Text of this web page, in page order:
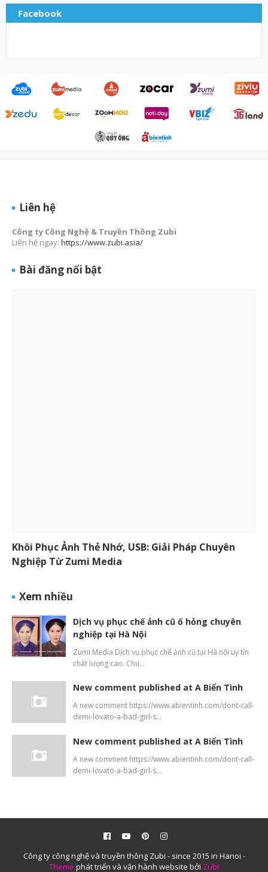
Facebook
Liên hệ
Công ty Công Nghệ & Truyền Thông Zubi
Liên hệ ngay: https://www.zubi.asia/
Bài đăng nổi bật
Khôi Phục Ảnh Thẻ Nhớ, USB: Giải Pháp Chuyên
Nghiệp Từ Zumi Media
Xem nhiều
Dịch vụ phục chế ảnh cũ ố hỏng chuyên
nghiệp tại Hà Nội
Zumi Media Dịch vụ phục chế ảnh cũ tại Hà nội uy tín
chất lượng cao. Chu…
New comment published at A Biển Tình
A new comment https://www.abientinh.com/dont-call-
demi-lovato-a-bad-girl-s…
New comment published at A Biển Tình
A new comment https://www.abientinh.com/dont-call-
demi-lovato-a-bad-girl-s…
Công ty công nghệ và truyền thông Zubi - since 2015 in Hanoi -
Theme phát triển và vận hành website bởi Zubi